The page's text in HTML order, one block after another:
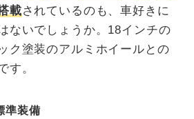
載されているのも、車好きに
ないでしょうか。18インチの
ク塗装のアルミホイールとの
す。
準装備